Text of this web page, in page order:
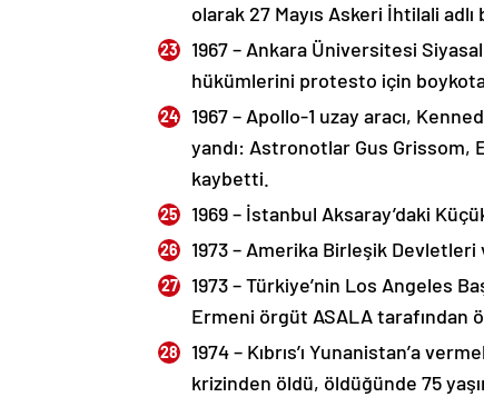
olarak 27 Mayıs Askeri İhtilali adlı
1967 – Ankara Üniversitesi
hükümlerini protesto için boykota
1967 – Apollo-1 uzay aracı,
yandı: Astronotlar Gus Grissom,
kaybetti.
1969 – İstanbul Aksaray’daki
1973 – Amerika Birleşik Devletleri
1973 – Türkiye’nin Los Angeles
Ermeni örgüt ASALA tarafından
1974 – Kıbrıs’ı Yunanistan’a
krizinden öldü, öldüğünde 75